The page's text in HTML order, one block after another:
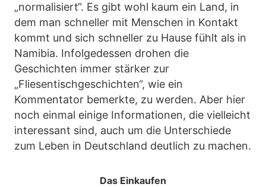
„normalisiert“. Es gibt wohl kaum ein Land, in
dem man schneller mit Menschen in Kontakt
kommt und sich schneller zu Hause fühlt als in
Namibia. Infolgedessen drohen die
Geschichten immer stärker zur
„Fliesentischgeschichten“, wie ein
Kommentator bemerkte, zu werden. Aber hier
noch einmal einige Informationen, die vielleicht
interessant sind, auch um die Unterschiede
zum Leben in Deutschland deutlich zu machen.
Das Einkaufen